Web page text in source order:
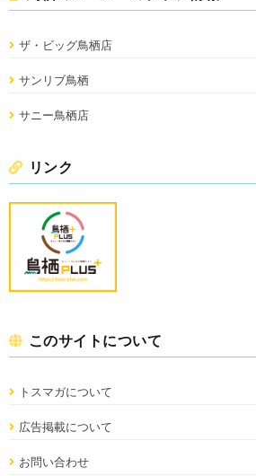
ザ・ビッグ鳥栖店
サンリブ鳥栖
サニー鳥栖店
リンク
このサイトについて
トスマガについて
広告掲載について
お問い合わせ